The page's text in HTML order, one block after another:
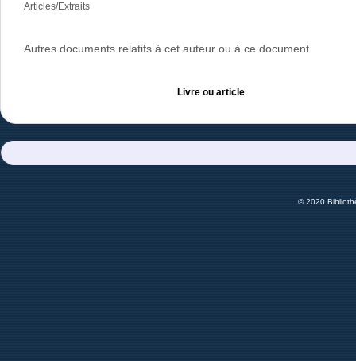
Articles/Extraits
Autres documents relatifs à cet auteur ou à ce document
Livre ou article
© 2020